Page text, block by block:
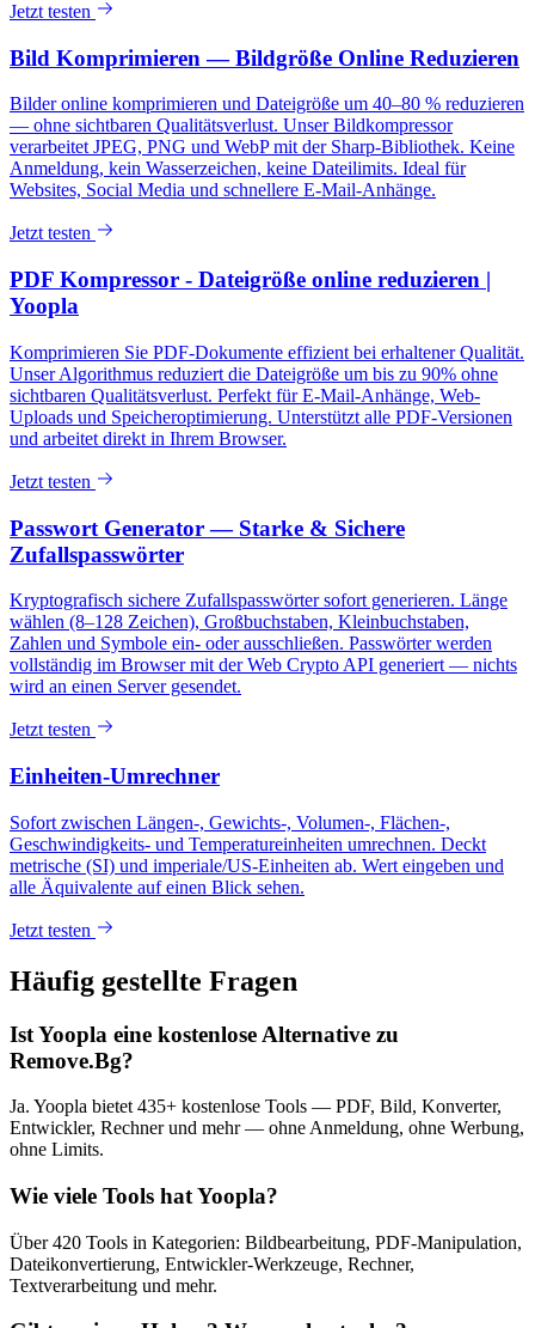
Jetzt testen
Bild Komprimieren — Bildgröße Online Reduzieren
Bilder online komprimieren und Dateigröße um 40–80 % reduzieren
— ohne sichtbaren Qualitätsverlust. Unser Bildkompressor
verarbeitet JPEG, PNG und WebP mit der Sharp-Bibliothek. Keine
Anmeldung, kein Wasserzeichen, keine Dateilimits. Ideal für
Websites, Social Media und schnellere E-Mail-Anhänge.
Jetzt testen
PDF Kompressor - Dateigröße online reduzieren |
Yoopla
Komprimieren Sie PDF-Dokumente effizient bei erhaltener Qualität.
Unser Algorithmus reduziert die Dateigröße um bis zu 90% ohne
sichtbaren Qualitätsverlust. Perfekt für E-Mail-Anhänge, Web-
Uploads und Speicheroptimierung. Unterstützt alle PDF-Versionen
und arbeitet direkt in Ihrem Browser.
Jetzt testen
Passwort Generator — Starke & Sichere
Zufallspasswörter
Kryptografisch sichere Zufallspasswörter sofort generieren. Länge
wählen (8–128 Zeichen), Großbuchstaben, Kleinbuchstaben,
Zahlen und Symbole ein- oder ausschließen. Passwörter werden
vollständig im Browser mit der Web Crypto API generiert — nichts
wird an einen Server gesendet.
Jetzt testen
Einheiten-Umrechner
Sofort zwischen Längen-, Gewichts-, Volumen-, Flächen-,
Geschwindigkeits- und Temperatureinheiten umrechnen. Deckt
metrische (SI) und imperiale/US-Einheiten ab. Wert eingeben und
alle Äquivalente auf einen Blick sehen.
Jetzt testen
Häufig gestellte Fragen
Ist Yoopla eine kostenlose Alternative zu
Remove.Bg?
Ja. Yoopla bietet 435+ kostenlose Tools — PDF, Bild, Konverter,
Entwickler, Rechner und mehr — ohne Anmeldung, ohne Werbung,
ohne Limits.
Wie viele Tools hat Yoopla?
Über 420 Tools in Kategorien: Bildbearbeitung, PDF-Manipulation,
Dateikonvertierung, Entwickler-Werkzeuge, Rechner,
Textverarbeitung und mehr.